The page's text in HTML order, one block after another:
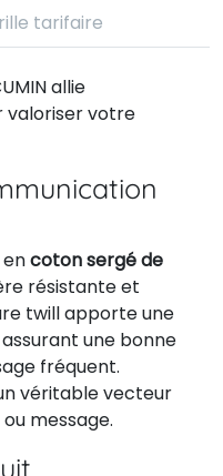
tarifaire
allie
valoriser votre
coton sergé de
résistante et
twill apporte une
une bonne
fréquent.
véritable vecteur
message.